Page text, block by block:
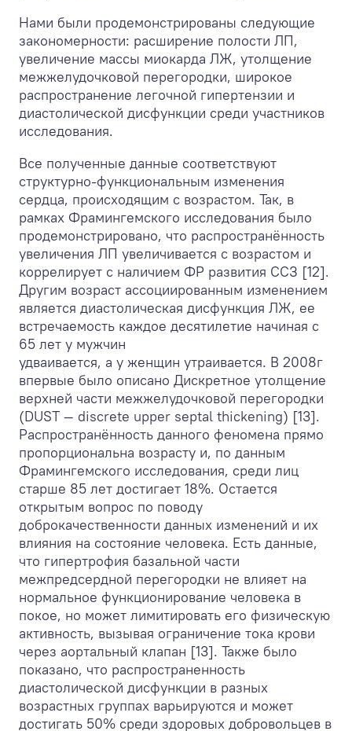
Нами были продемонстрированы следующие
закономерности: расширение полости ЛП,
увеличение массы миокарда ЛЖ, утолщение
межжелудочковой перегородки, широкое
распространение легочной гипертензии и
диастолической дисфункции среди участников
исследования.
Все полученные данные соответствуют
структурно-функциональным изменения
сердца, происходящим с возрастом. Так, в
рамках Фрамингемского исследования было
продемонстрировано, что распространённость
увеличения ЛП увеличивается с возрастом и
коррелирует с наличием ФР развития ССЗ [12].
Другим возраст ассоциированным изменением
является диастолическая дисфункция ЛЖ, ее
встречаемость каждое десятилетие начиная с
65 лет у мужчин
удваивается, а у женщин утраивается. В 2008г
впервые было описано Дискретное утолщение
верхней части межжелудочковой перегородки
(DUST — discrete upper septal thickening) [13].
Распространённость данного феномена прямо
пропорциональна возрасту и, по данным
Фрамингемского исследования, среди лиц
старше 85 лет достигает 18%. Остается
открытым вопрос по поводу
доброкачественности данных изменений и их
влияния на состояние человека. Есть данные,
что гипертрофия базальной части
межпредсердной перегородки не влияет на
нормальное функционирование человека в
покое, но может лимитировать его физическую
активность, вызывая ограничение тока крови
через аортальный клапан [13]. Также было
показано, что распространенность
диастолической дисфункции в разных
возрастных группах варьируются и может
достигать 50% среди здоровых добровольцев в